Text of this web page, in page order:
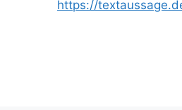
https://